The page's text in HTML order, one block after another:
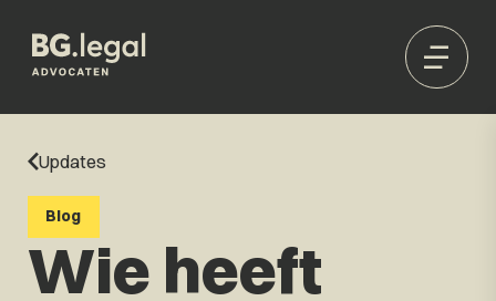
Updates
Blog
Wie heeft